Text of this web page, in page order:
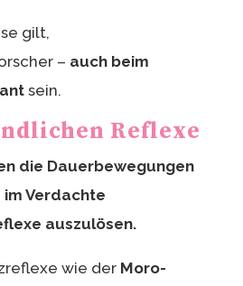
gilt,
– auch beim
sein.
Reflexe
die Dauerbewegungen
Verdachte
auszulösen.
wie der Moro-